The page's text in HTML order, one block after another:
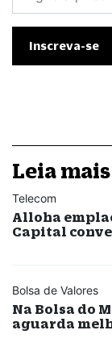
Leia mais
Telecom
Alloha
Capital
Bolsa de Valores
Na Bolsa do
aguarda